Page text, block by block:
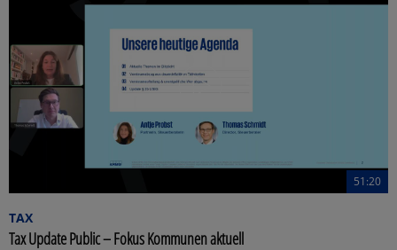
51:20
TAX
Tax Update Public – Fokus Kommunen aktuell